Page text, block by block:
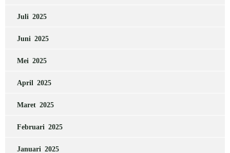
Juli 2025
Juni 2025
Mei 2025
April 2025
Maret 2025
Februari 2025
Januari 2025